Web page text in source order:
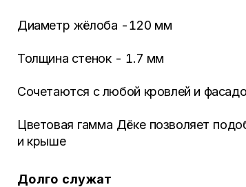
Диаметр жёлоба -120 мм
Толщина стенок - 1.7 мм
Сочетаются с любой кровлей и
Цветовая гамма Дёке позволяет
и крыше
Долго служат